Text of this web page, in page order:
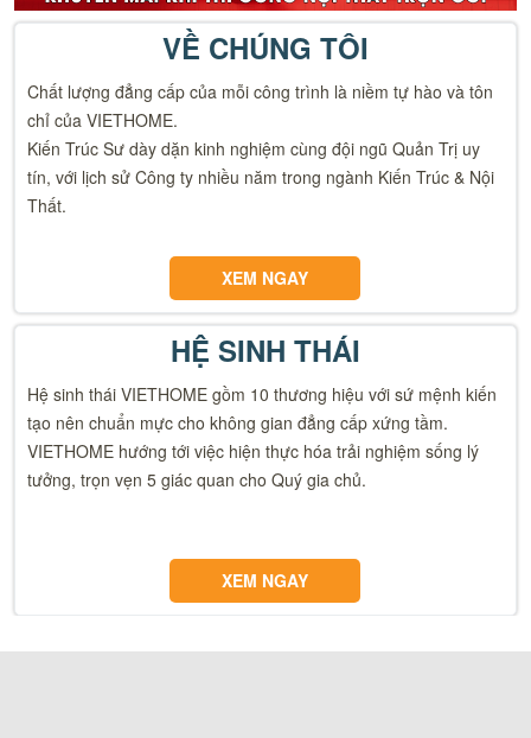
VỀ CHÚNG TÔI
Chất lượng đẳng cấp của mỗi công trình là niềm tự hào và tôn
chỉ của VIETHOME.
Kiến Trúc Sư dày dặn kinh nghiệm cùng đội ngũ Quản Trị uy
tín, với lịch sử Công ty nhiều năm trong ngành Kiến Trúc & Nội
Thất.
XEM NGAY
HỆ SINH THÁI
Hệ sinh thái VIETHOME gồm 10 thương hiệu với sứ mệnh kiến
tạo nên chuẩn mực cho không gian đẳng cấp xứng tầm.
VIETHOME hướng tới việc hiện thực hóa trải nghiệm sống lý
tưởng, trọn vẹn 5 giác quan cho Quý gia chủ.
XEM NGAY